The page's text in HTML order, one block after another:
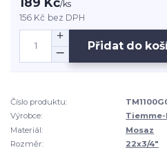
/ks
156 Kč bez DPH
Přidat do
Číslo produktu:
Výrobce:
Materiál:
Mosaz
Rozměr:
22x3/4"